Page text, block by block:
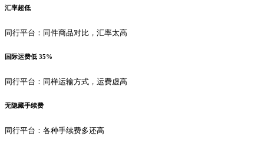
汇率超低
同行平台：同件商品对比，汇率太高
国际运费低 35%
同行平台：同样运输方式，运费虚高
无隐藏手续费
同行平台：各种手续费多还高